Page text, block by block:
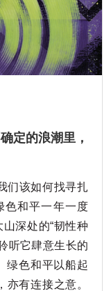
定的浪潮里，
们该如何找寻扎
色和平一年一度
深处的“韧性种
听它肆意生长的
绿色和平以船起
有连接之意。